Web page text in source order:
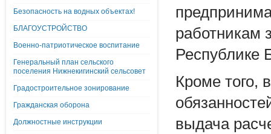
Безопасность на водных объектах!
БЛАГОУСТРОЙСТВО
Военно-патриотическое воспитание
Генеральный план сельского
поселения Нижнекигинский сельсовет
Градостроительное зонирование
Гражданская оборона
Должностные инструкции
работникам
Республике
Кроме того,
выдача